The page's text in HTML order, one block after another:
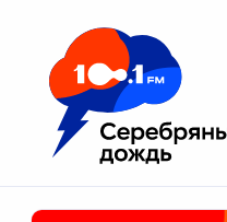
Москва 100.1 FM
Апатиты